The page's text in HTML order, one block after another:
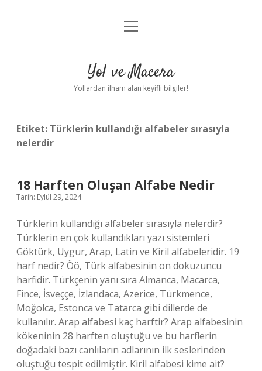
Anasayfa
Yasal Uyarı
menüyü
Yol ve Macera
Yollardan ilham alan keyifli bilgiler!
Etiket: Türklerin kullandığı alfabeler sırasıyla
nelerdir
18 Harften Oluşan Alfabe Nedir
Tarih: Eylül 29, 2024
Türklerin kullandığı alfabeler sırasıyla nelerdir?
Türklerin en çok kullandıkları yazı sistemleri
Göktürk, Uygur, Arap, Latin ve Kiril alfabeleridir. 19
harf nedir? Öö, Türk alfabesinin on dokuzuncu
harfidir. Türkçenin yanı sıra Almanca, Macarca,
Fince, İsveççe, İzlandaca, Azerice, Türkmence,
Moğolca, Estonca ve Tatarca gibi dillerde de
kullanılır. Arap alfabesi kaç harftir? Arap alfabesinin
kökeninin 28 harften oluştuğu ve bu harflerin
doğadaki bazı canlıların adlarının ilk seslerinden
oluştuğu tespit edilmiştir. Kiril alfabesi kime ait?